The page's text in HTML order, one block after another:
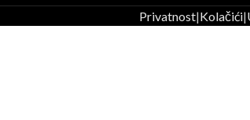
Privatnost|Kolačići|